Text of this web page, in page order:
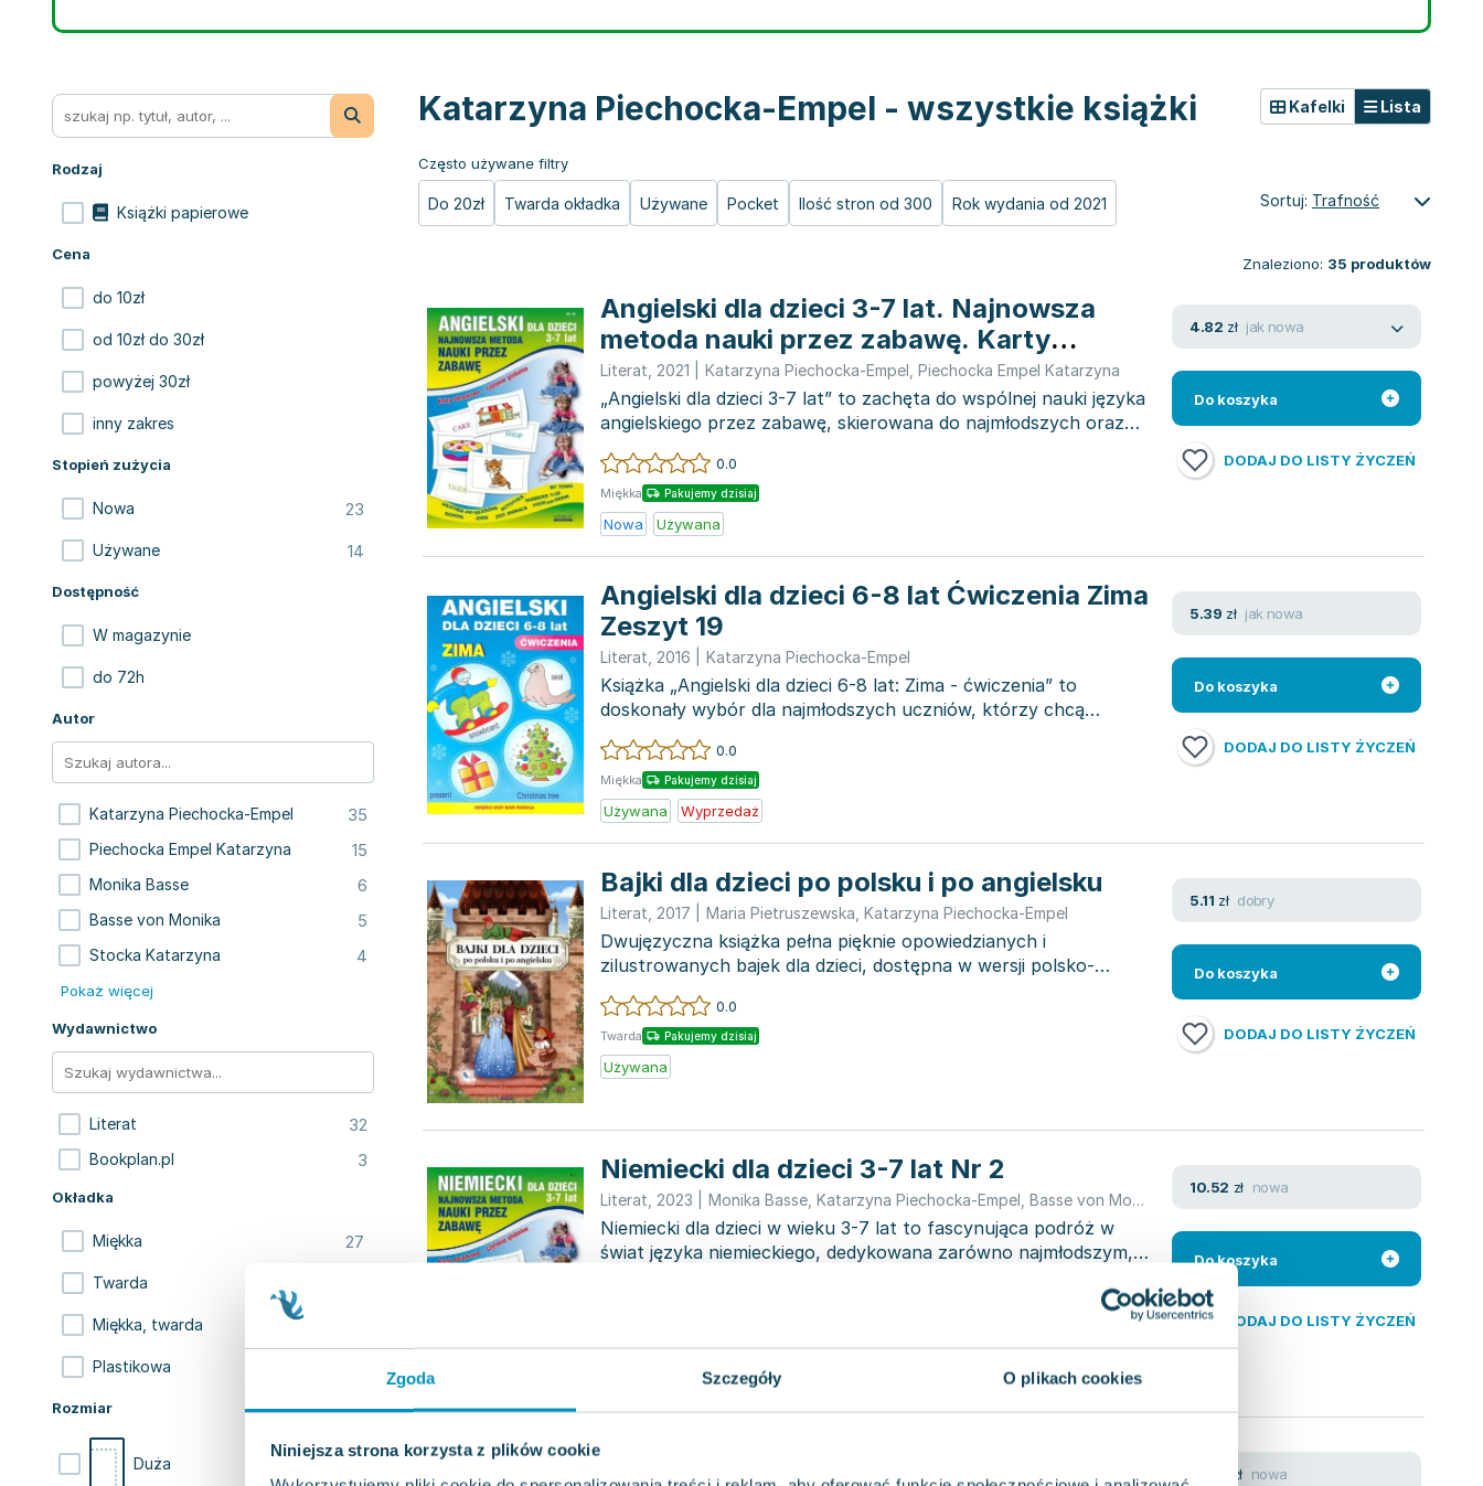
Zgoda Szczegóły O plikach cookies
Niniejsza strona korzysta z plików cookie
Rodzaj
Książki papierowe
Cena
do 10zł
od 10zł do 30zł
powyżej 30zł
inny zakres
Stopień zużycia
Nowa 23
Używane 14
Dostępność
W magazynie
do 72h
Autor
Katarzyna Piechocka-Empel 35
Piechocka Empel Katarzyna 15
Monika Basse 6
Basse von Monika 5
Stocka Katarzyna 4
Pokaż więcej
Wydawnictwo
Literat 32
Bookplan.pl 3
Okładka
Miękka 27
Twarda
Miękka, twarda
Plastikowa
Rozmiar
Duża
Katarzyna Piechocka-Empel - wszystkie książki
Często używane filtry
Do 20zł Twarda okładka Używane Pocket Ilość stron od 300 Rok wydania od 2021
Kafelki Lista
Sortuj: Trafność
Znaleziono: 35 produktów
Angielski dla dzieci 3-7 lat. Najnowsza
metoda nauki przez zabawę. Karty
obrazkowe - czytanie globalne
Literat 2021 Katarzyna Piechocka-Empel Piechocka Empel Katarzyna
„Angielski dla dzieci 3-7 lat” to zachęta do wspólnej nauki języka
angielskiego przez zabawę, skierowana do najmłodszych oraz
ich...
0.0
Miękka Pakujemy dzisiaj
Nowa Używana
4.82 zł jak nowa
Do koszyka
DODAJ DO LISTY ŻYCZEŃ
Angielski dla dzieci 6-8 lat Ćwiczenia Zima
Zeszyt 19
Literat 2016 Katarzyna Piechocka-Empel
Książka „Angielski dla dzieci 6-8 lat: Zima - ćwiczenia” to
doskonały wybór dla najmłodszych uczniów, którzy chcą
rozpocząć swoją...
0.0
Miękka Pakujemy dzisiaj
Używana Wyprzedaż
5.39 zł jak nowa
Do koszyka
DODAJ DO LISTY ŻYCZEŃ
Bajki dla dzieci po polsku i po angielsku
Literat 2017 Maria Pietruszewska Katarzyna Piechocka-Empel
Dwujęzyczna książka pełna pięknie opowiedzianych i
zilustrowanych bajek dla dzieci, dostępna w wersji polsko-
angielskiej. Znajdzie...
0.0
Twarda Pakujemy dzisiaj
Używana
5.11 zł dobry
Do koszyka
DODAJ DO LISTY ŻYCZEŃ
Niemiecki dla dzieci 3-7 lat Nr 2
Literat 2023 Monika Basse Katarzyna Piechocka-Empel Basse von Monika Piechocka Empel Katarzyna
Niemiecki dla dzieci w wieku 3-7 lat to fascynująca podróż w
świat języka niemieckiego, dedykowana zarówno najmłodszym,
Nowa
10.52 zł nowa
Do koszyka
DODAJ DO LISTY ŻYCZEŃ
zł nowa